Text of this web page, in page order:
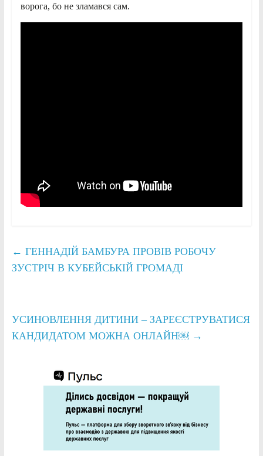
ворога, бо не зламався сам.
← ГЕННАДІЙ БАМБУРА ПРОВІВ РОБОЧУ
ЗУСТРІЧ В КУБЕЙСЬКІЙ ГРОМАДІ
УСИНОВЛЕННЯ ДИТИНИ – ЗАРЕЄСТРУВАТИСЯ
КАНДИДАТОМ МОЖНА ОНЛАЙН￼ →